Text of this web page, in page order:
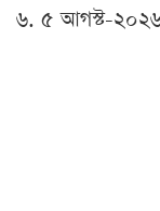
৬. ৫ আগস্ট-২০২৬